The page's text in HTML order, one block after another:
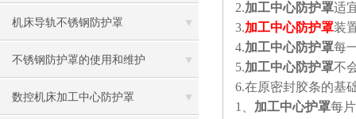
机床导轨不锈钢防护罩
不锈钢防护罩的使用和维护
数控机床加工中心防护罩
2.加工中心防护罩适
3.加工中心防护罩装
4.加工中心防护罩每
5.加工中心防护罩不
6.在原密封胶条的基
1
加工中心护罩每